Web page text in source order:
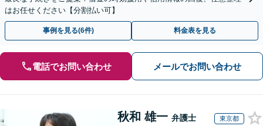
はお任せください【分割払い可】
事例を見る(6件) 料金表を見る
電話でお問い合わせ メールでお問い合わせ
秋和 雄一 弁護士 東京都